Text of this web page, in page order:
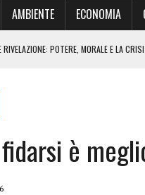
AMBIENTE ECONOMIA
POTERE, MORALE E LA
PER LA CENSURA SUL WEB
CHIAMARLE “SCIE DI CONDENSA”
è